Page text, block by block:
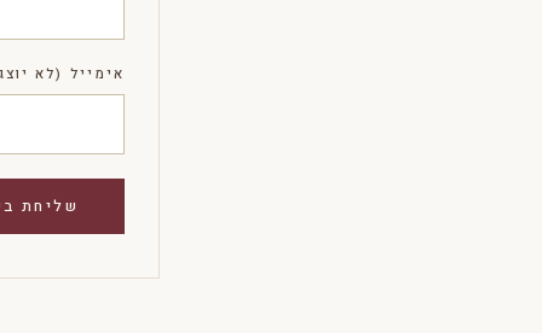
אימייל (לא